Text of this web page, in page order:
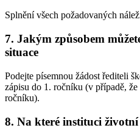
Splnění všech požadovaných
7. Jakým způsobem
situace
Podejte písemnou žádost řediteli
zápisu do 1. ročníku (v případě,
ročníku).
8. Na které instituci